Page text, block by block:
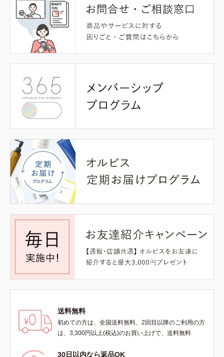
送料無料
初めての方は、全国送料無料、2回目以降のご利用の方
は、3,300円以上(税込)のお買い上げで、送料無料
30日以内なら返品OK